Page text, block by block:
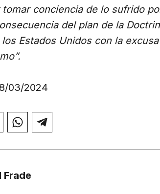
conciencia de lo sufrido
del plan de la
Estados Unidos con la
03/2024
Compartir
en
Compartir
en
Frade